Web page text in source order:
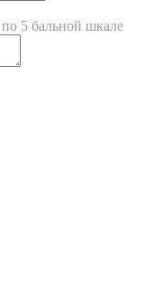
5 бальной шкале